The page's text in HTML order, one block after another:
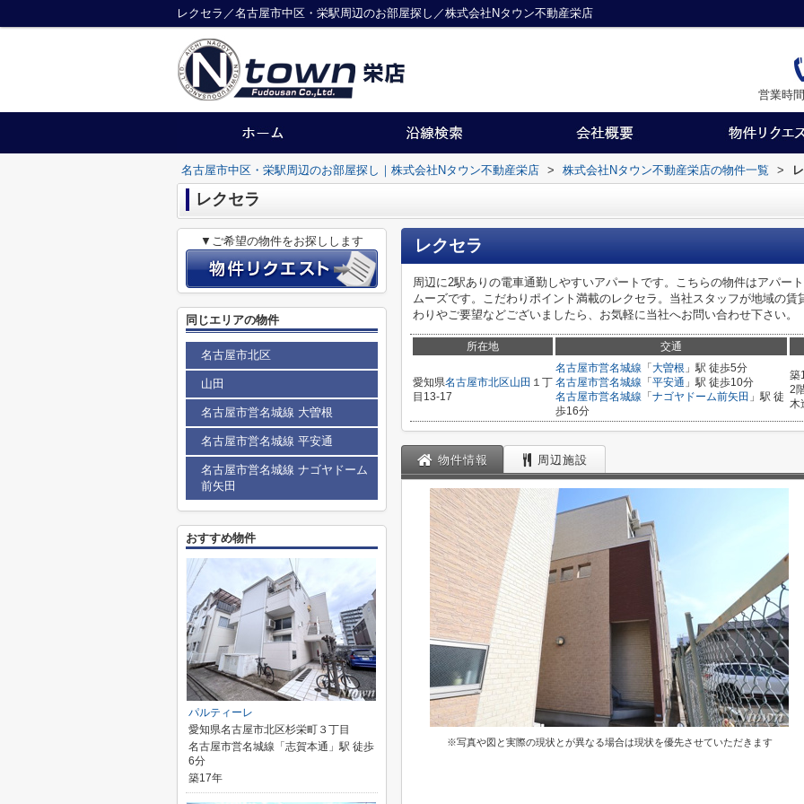
レクセラ／名古屋市中区・栄駅周辺のお部屋探し／株式会社Nタウン不動産栄店
営業時
名古屋市中区・栄駅周辺のお部屋探し｜株式会社Nタウン不動産栄店 > 株式会社Nタウン不動産栄店の物件一覧 >
レクセラ
レクセラ
周辺に2駅ありの電車通勤しやすいアパートです。こちらの物件はアパー
ムーズです。こだわりポイント満載のレクセラ。当社スタッフが地域の
わりやご要望などございましたら、お気軽に当社へお問い合わせ下さい。
所在地 交通
愛知県名古屋市北区山田 １丁
目13-17
名古屋市営名城線 「 大曽根 」駅 徒歩5分
名古屋市営名城線 「 平安通 」駅 徒歩10分
名古屋市営名城線 「 ナゴヤドーム前矢田 」駅 徒
歩16分
築
2
木
物件情報 周辺施設
※写真や図と実際の現状とが異なる場合は現状を優先させていただきます
▼ご希望の物件をお探しします
同じエリアの物件
名古屋市北区
山田
名古屋市営名城線 大曽根
名古屋市営名城線 平安通
名古屋市営名城線 ナゴヤドーム
前矢田
おすすめ物件
パルティーレ
愛知県名古屋市北区杉栄町３丁目
名古屋市営名城線「志賀本通」駅 徒歩
6分
築17年